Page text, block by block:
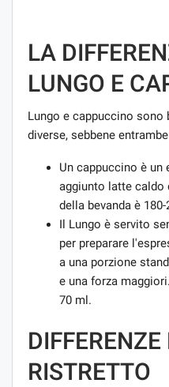
LA
LUNGO E
Lungo e cappuccino sono
diverse, sebbene
Un cappuccino è
aggiunto latte
della bevanda è
Il Lungo è servito
per preparare
a una porzione
e una forza
70 ml.
RISTRETTO